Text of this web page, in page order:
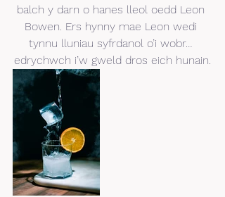
balch y darn o hanes lleol oedd Leon
Bowen. Ers hynny mae Leon wedi
tynnu lluniau syfrdanol o’i wobr…
edrychwch i’w gweld dros eich hunain.